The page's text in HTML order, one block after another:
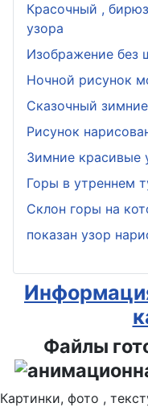
Красочный ,
узора
Изображение без
Ночной рисунок
Сказочный
Рисунок
Зимние красивые
Горы в утреннем
Склон горы на
показан узор
Файлы
Картинки, фото ,